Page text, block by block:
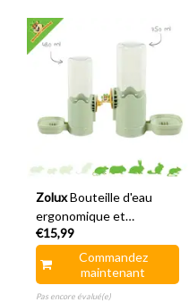
Zolux Bouteille d'eau
ergonomique et
confortable pour
rongeurs
€15,99
Commandez
maintenant
Pas encore évalué(e)